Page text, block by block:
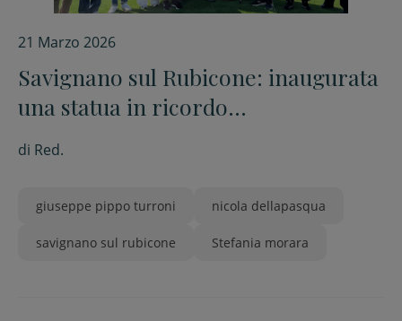
21 Marzo 2026
Savignano sul Rubicone: inaugurata
una statua in ricordo
dell’imprenditore amico di don
Benzi, Pippo Torroni
di Red.
giuseppe pippo turroni nicola dellapasqua
savignano sul rubicone Stefania morara